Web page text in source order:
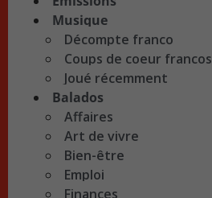
Musique
Décompte franco
Coups de coeur francos
Joué récemment
Balados
Affaires
Art de vivre
Bien-être
Emploi
Finances